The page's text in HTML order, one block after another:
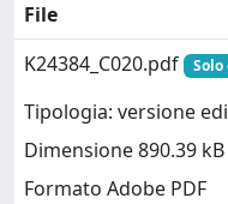
File
K24384_C020.pdf
Tipologia: versione
Dimensione 890.39 kB
Formato Adobe PDF